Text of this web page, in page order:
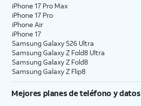
iPhone 17 Pro Max
iPhone 17 Pro
iPhone Air
iPhone 17
Samsung Galaxy S26 Ultra
Samsung Galaxy Z Fold8 Ultra
Samsung Galaxy Z Fold8
Samsung Galaxy Z Flip8
Mejores planes de teléfono y datos